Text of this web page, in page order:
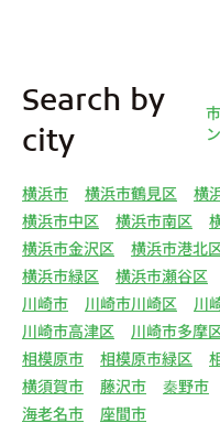
下記（1）～（13）に
し、また、利用目的を
リー物件の紹介、利
の締結、履行。（2）
よびサービスの紹介
とって有用と思われ
等を紹介するための
のためのアンケート
る情報・サービスを
電子メールまたは訪問
産物件の紹介・賃貸
結、履行および契約管
Search by
city
横浜市 横浜市鶴見区 横
横浜市中区
横浜市南区
横浜市金沢区
横浜市港北
横浜市緑区
横浜市瀬谷区
川崎市
川崎市川崎区 川
川崎市高津区
川崎市多摩
相模原市
相模原市緑区
横須賀市
藤沢市 秦野市
海老名市
座間市